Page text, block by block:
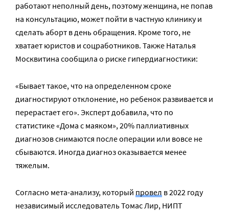
работают неполный день, поэтому женщина, не попав
на консультацию, может пойти в частную клинику и
сделать аборт в день обращения. Кроме того, не
хватает юристов и соцработников. Также Наталья
Москвитина сообщила о риске гипердиагностики:
«Бывает такое, что на определенном сроке
диагностируют отклонение, но ребенок развивается и
перерастает его». Эксперт добавила, что по
статистике «Дома с маяком», 20% паллиативных
диагнозов снимаются после операции или вовсе не
сбываются. Иногда диагноз оказывается менее
тяжелым.
Согласно мета-анализу, который провел в 2022 году
независимый исследователь Томас Лир, НИПТ